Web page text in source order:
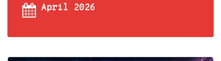
April 2026